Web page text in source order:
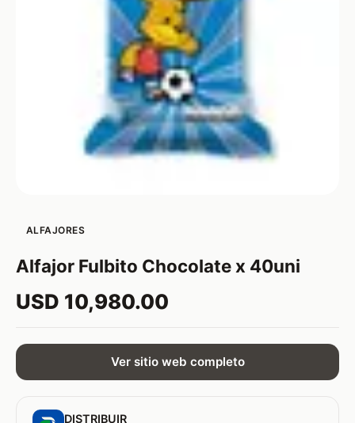
ALFAJORES
Alfajor Fulbito Chocolate x 40uni
USD 10,980.00
Ver sitio web completo
DISTRIBUIR